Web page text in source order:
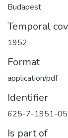
Budapest
Temporal
1952
Format
application/pdf
Identifier
625-7-1951-
Is part of